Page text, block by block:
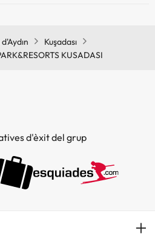
Kuşadası
KUSADASI
d'èxit del grup